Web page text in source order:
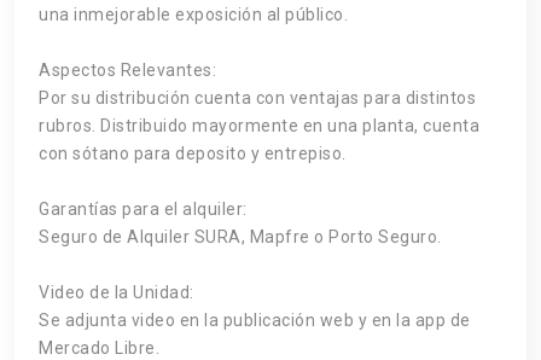
una inmejorable exposición al público.
Aspectos Relevantes:
Por su distribución cuenta con ventajas para distintos
rubros. Distribuido mayormente en una planta, cuenta
con sótano para deposito y entrepiso.
Garantías para el alquiler:
Seguro de Alquiler SURA, Mapfre o Porto Seguro.
Video de la Unidad:
Se adjunta video en la publicación web y en la app de
Mercado Libre.